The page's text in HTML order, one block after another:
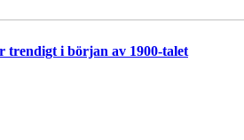
trendigt i början av 1900-talet